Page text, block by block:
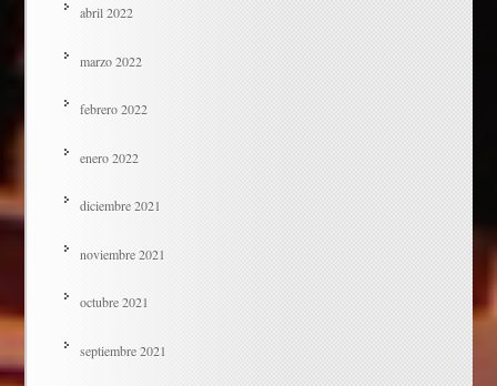
abril 2022
marzo 2022
febrero 2022
enero 2022
diciembre 2021
noviembre 2021
octubre 2021
septiembre 2021